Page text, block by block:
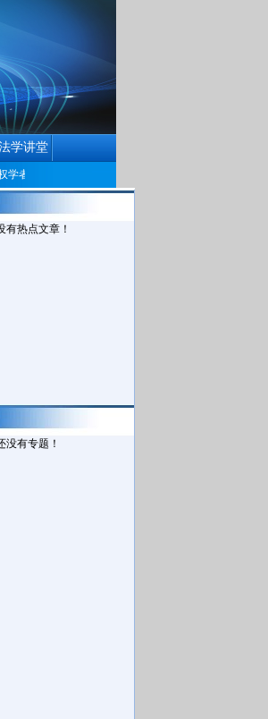
学讲堂
中国民商法律网历届编辑联系方式征集公告
有热点文章！
没有专题！